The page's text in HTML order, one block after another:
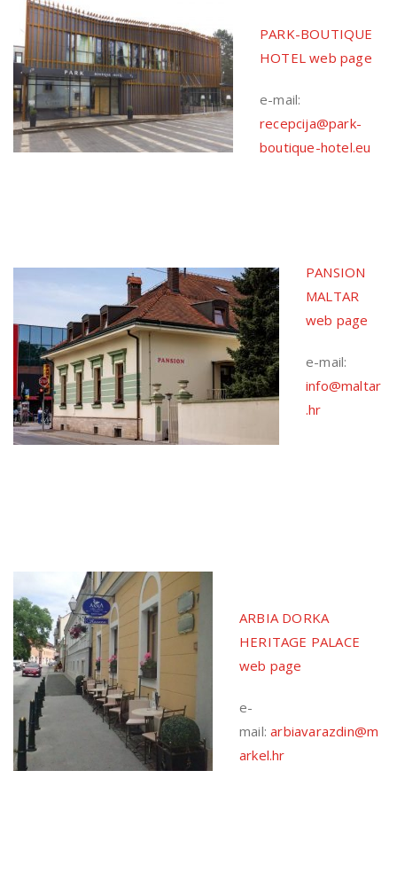
PARK-BOUTIQUE
HOTEL web page
e-mail:
recepcija@park-
boutique-hotel.eu
PANSION
MALTAR
web page
e-mail:
info@maltar
.hr
ARBIA DORKA
HERITAGE PALACE
web page
e-
mail:arbiavarazdin@m
arkel.hr